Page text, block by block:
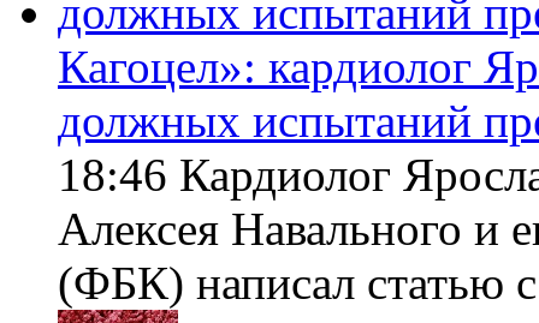
Кагоцел»: кардиолог
должных испытаний
18:46 Кардиолог
Алексея Навального и
(ФБК) написал статью